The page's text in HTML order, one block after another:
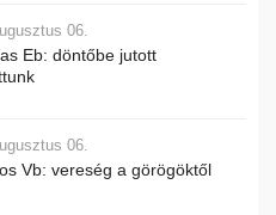
06.
Eb: döntőbe jutott
06.
Vb: vereség a görögöktől